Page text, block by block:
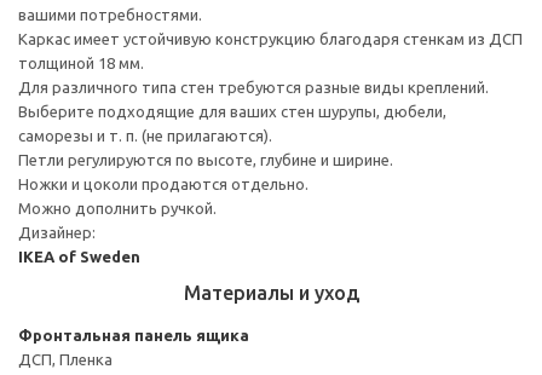
вашими потребностями.
Каркас имеет устойчивую конструкцию благодаря стенкам из ДСП
толщиной 18 мм.
Для различного типа стен требуются разные виды креплений.
Выберите подходящие для ваших стен шурупы, дюбели,
саморезы и т. п. (не прилагаются).
Петли регулируются по высоте, глубине и ширине.
Ножки и цоколи продаются отдельно.
Можно дополнить ручкой.
Дизайнер:
IKEA of Sweden
Материалы и уход
Фронтальная панель ящика
ДСП, Пленка